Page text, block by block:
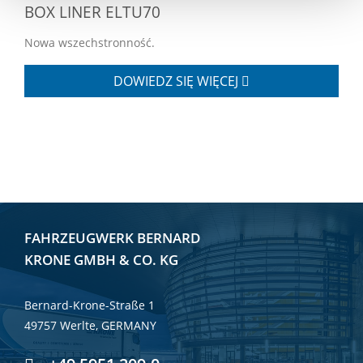
BOX LINER ELTU70
Nowa wszechstronność.
DOWIEDZ SIĘ WIĘCEJ
FAHRZEUGWERK BERNARD
KRONE GMBH & CO. KG
Bernard-Krone-Straße 1
49757 Werlte, GERMANY